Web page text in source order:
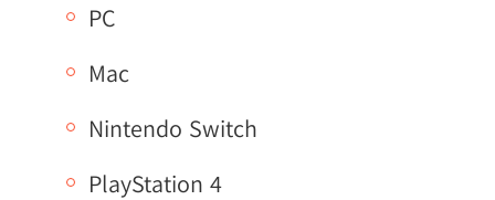
PC
Mac
Nintendo Switch
PlayStation 4